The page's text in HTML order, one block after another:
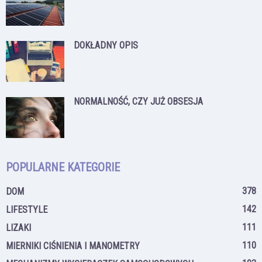
DOKŁADNY OPIS
NORMALNOŚĆ, CZY JUŻ OBSESJA
POPULARNE KATEGORIE
DOM
378
LIFESTYLE
142
LIZAKI
111
MIERNIKI CIŚNIENIA I MANOMETRY
110